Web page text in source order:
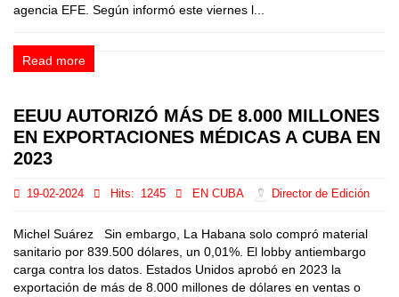
agencia EFE. Según informó este viernes l...
Read more
EEUU AUTORIZÓ MÁS DE 8.000 MILLONES
EN EXPORTACIONES MÉDICAS A CUBA EN
2023
19-02-2024 Hits: 1245 EN CUBA Director de Edición
Michel Suárez Sin embargo, La Habana solo compró material
sanitario por 839.500 dólares, un 0,01%. El lobby antiembargo
carga contra los datos. Estados Unidos aprobó en 2023 la
exportación de más de 8.000 millones de dólares en ventas o